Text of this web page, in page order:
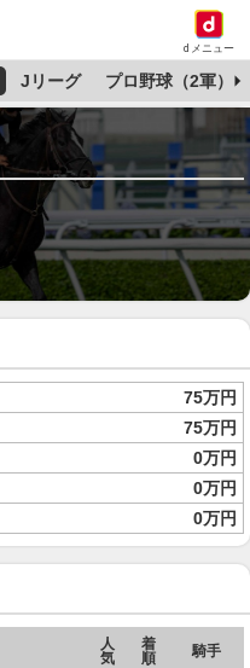
dメニュー
Jリーグ プロ野球（2軍）
75万円
75万円
0万円
0万円
0万円
人
気
着
順
騎手